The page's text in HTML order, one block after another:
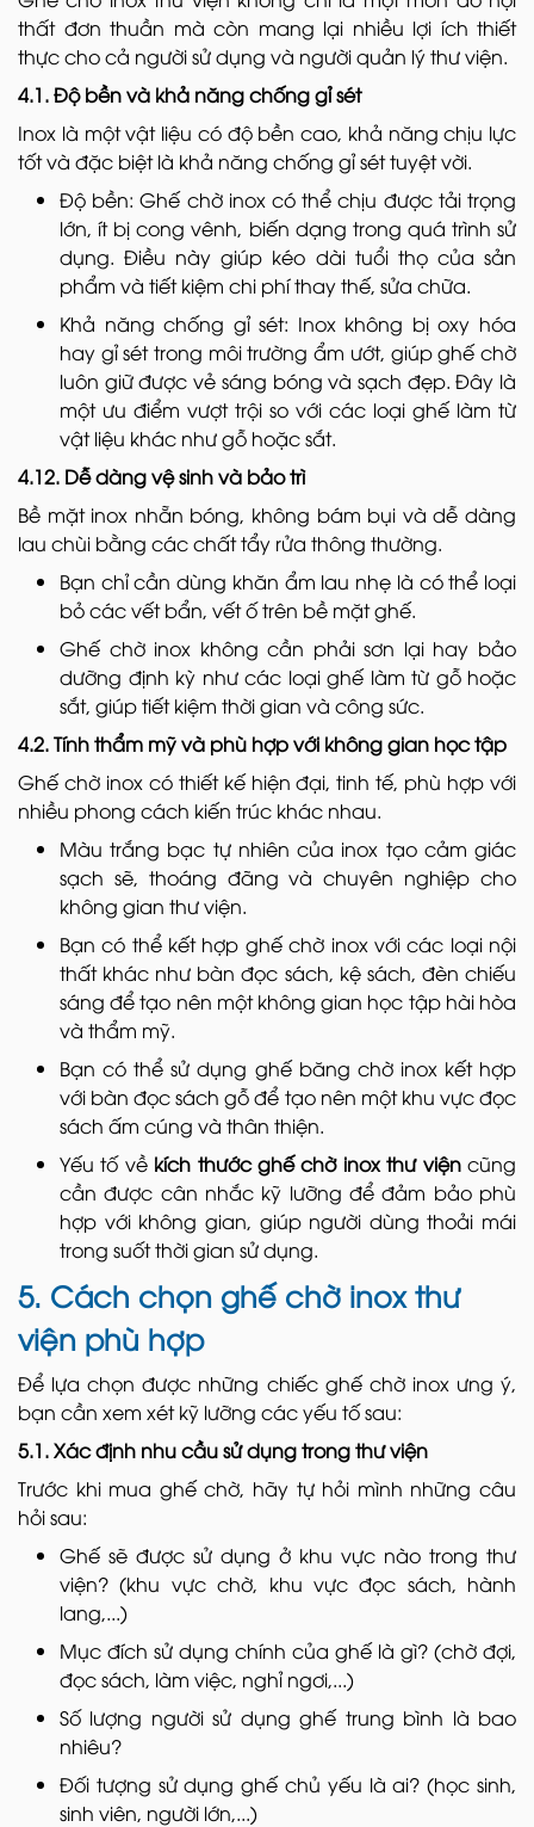
thất đơn thuần mà còn mang lại nhiều lợi ích thiết
thực cho cả người sử dụng và người quản lý thư viện.
4.1. Độ bền và khả năng chống gỉ sét
Inox là một vật liệu có độ bền cao, khả năng chịu lực
tốt và đặc biệt là khả năng chống gỉ sét tuyệt vời.
Độ bền: Ghế chờ inox có thể chịu được tải trọng
lớn, ít bị cong vênh, biến dạng trong quá trình sử
dụng. Điều này giúp kéo dài tuổi thọ của sản
phẩm và tiết kiệm chi phí thay thế, sửa chữa.
Khả năng chống gỉ sét: Inox không bị oxy hóa
hay gỉ sét trong môi trường ẩm ướt, giúp ghế chờ
luôn giữ được vẻ sáng bóng và sạch đẹp. Đây là
một ưu điểm vượt trội so với các loại ghế làm từ
vật liệu khác như gỗ hoặc sắt.
4.12. Dễ dàng vệ sinh và bảo trì
Bề mặt inox nhẵn bóng, không bám bụi và dễ dàng
lau chùi bằng các chất tẩy rửa thông thường.
Bạn chỉ cần dùng khăn ẩm lau nhẹ là có thể loại
bỏ các vết bẩn, vết ố trên bề mặt ghế.
Ghế chờ inox không cần phải sơn lại hay bảo
dưỡng định kỳ như các loại ghế làm từ gỗ hoặc
sắt, giúp tiết kiệm thời gian và công sức.
4.2. Tính thẩm mỹ và phù hợp với không gian học tập
Ghế chờ inox có thiết kế hiện đại, tinh tế, phù hợp với
nhiều phong cách kiến trúc khác nhau.
Màu trắng bạc tự nhiên của inox tạo cảm giác
sạch sẽ, thoáng đãng và chuyên nghiệp cho
không gian thư viện.
Bạn có thể kết hợp ghế chờ inox với các loại nội
thất khác như bàn đọc sách, kệ sách, đèn chiếu
sáng để tạo nên một không gian học tập hài hòa
và thẩm mỹ.
Bạn có thể sử dụng ghế băng chờ inox kết hợp
với bàn đọc sách gỗ để tạo nên một khu vực đọc
sách ấm cúng và thân thiện.
Yếu tố về kích thước ghế chờ inox thư việncũng
cần được cân nhắc kỹ lưỡng để đảm bảo phù
hợp với không gian, giúp người dùng thoải mái
trong suốt thời gian sử dụng.
5. Cách chọn ghế chờ inox thư
viện phù hợp
Để lựa chọn được những chiếc ghế chờ inox ưng ý,
bạn cần xem xét kỹ lưỡng các yếu tố sau:
5.1. Xác định nhu cầu sử dụng trong thư viện
Trước khi mua ghế chờ, hãy tự hỏi mình những câu
hỏi sau:
Ghế sẽ được sử dụng ở khu vực nào trong thư
viện? (khu vực chờ, khu vực đọc sách, hành
lang,...)
Mục đích sử dụng chính của ghế là gì? (chờ đợi,
đọc sách, làm việc, nghỉ ngơi,...)
Số lượng người sử dụng ghế trung bình là bao
nhiêu?
Đối tượng sử dụng ghế chủ yếu là ai? (học sinh,
sinh viên, người lớn,...)